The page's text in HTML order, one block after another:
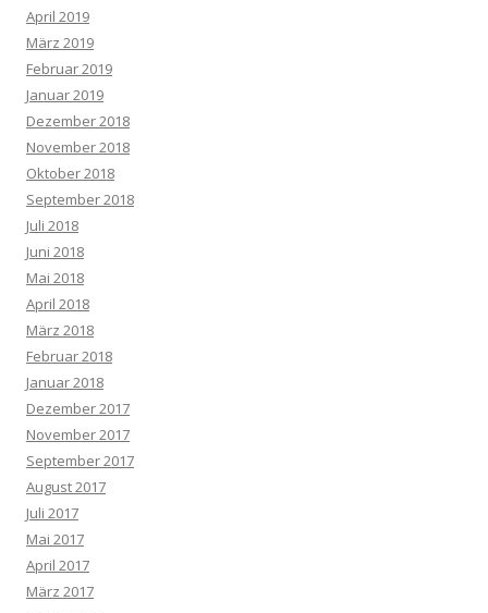
April 2019
März 2019
Februar 2019
Januar 2019
Dezember 2018
November 2018
Oktober 2018
September 2018
Juli 2018
Juni 2018
Mai 2018
April 2018
März 2018
Februar 2018
Januar 2018
Dezember 2017
November 2017
September 2017
August 2017
Juli 2017
Mai 2017
April 2017
März 2017